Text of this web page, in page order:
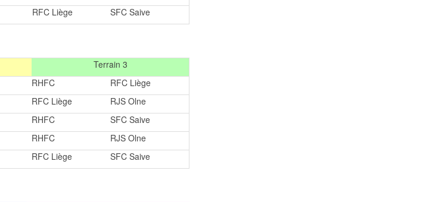
RFC Liège SFC Saive
Terrain 3
RHFC
RFC Liège
RFC Liège
RJS Olne
RHFC
SFC Saive
RHFC
RJS Olne
RFC Liège SFC Saive